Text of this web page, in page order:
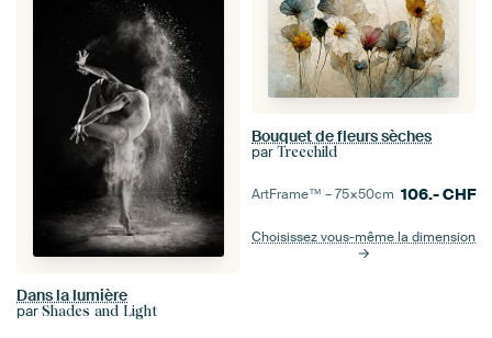
Dans la lumière
par Shades and Light
Bouquet de fleurs sèches
par Treechild
ArtFrame™ –75×50cm 106.-CHF
Choisissez vous-même la dimension